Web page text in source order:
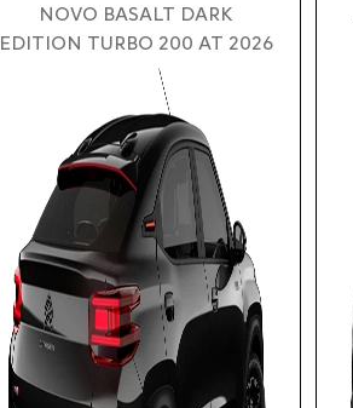
NOVO BASALT DARK
EDITION TURBO 200 AT 2026